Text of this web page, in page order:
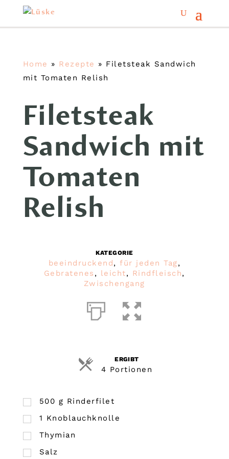
Home » Rezepte » Filetsteak Sandwich
mit Tomaten Relish
Filetsteak
Sandwich mit
Tomaten
Relish
KATEGORIE
beeindruckend,für jeden Tag,
Gebratenes , leicht, Rindfleisch,
Zwischengang
ERGIBT
4 Portionen
500 g Rinderfilet
1 Knoblauchknolle
Thymian
Salz